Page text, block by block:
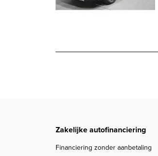
Zakelijke autofinanciering
Financiering zonder aanbetaling